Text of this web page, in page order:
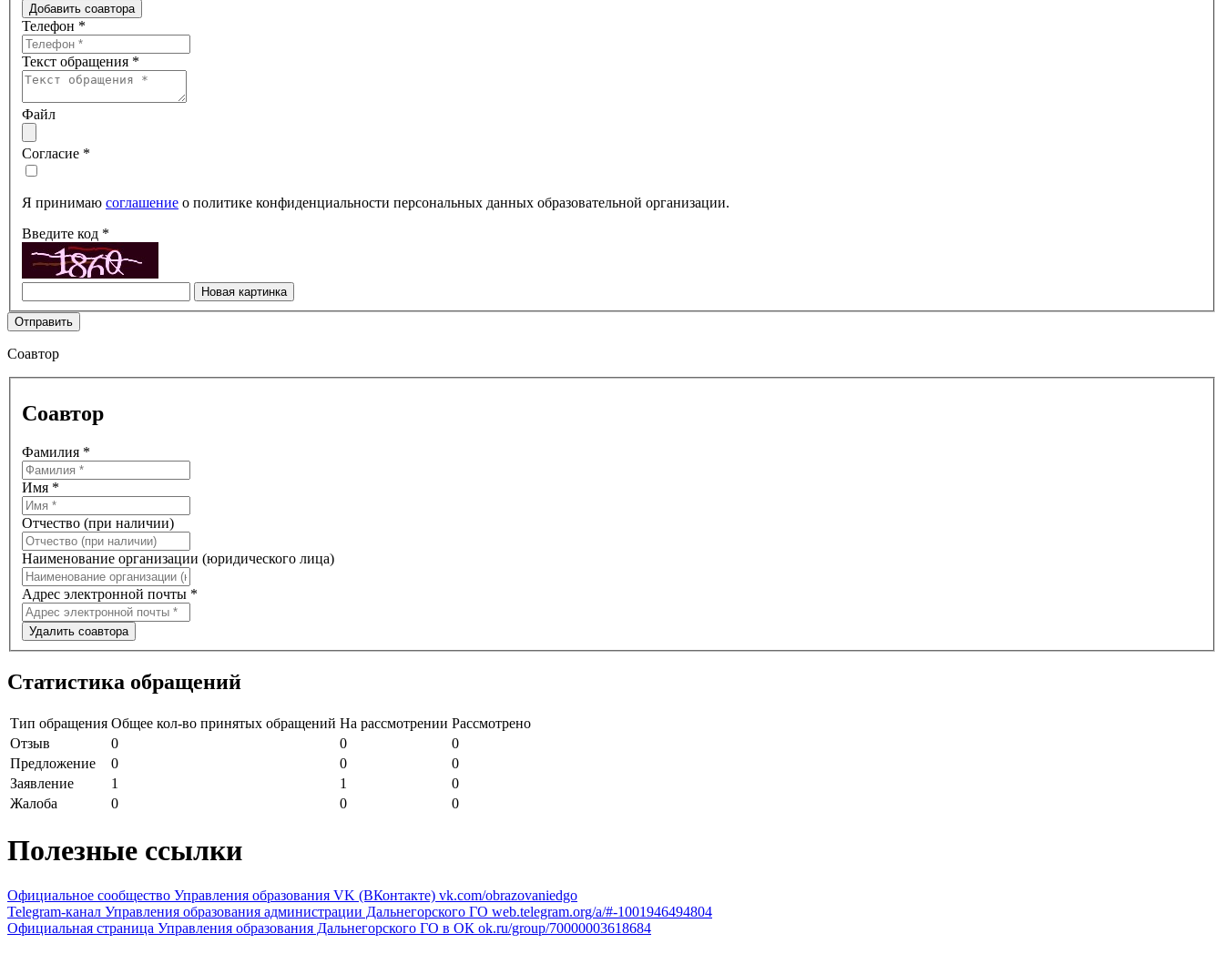
Добавить соавтора
Телефон *
Текст обращения *
Файл
Согласие *
Я принимаю соглашение о политике конфиденциальности персональных данных образовательной организации.
Введите код *
Новая картинка
Отправить
Соавтор
Соавтор
Фамилия *
Имя *
Отчество (при наличии)
Наименование организации (юридического лица)
Адрес электронной почты *
Удалить соавтора
Статистика обращений
Тип обращения Общее кол-во принятых обращений На рассмотрении Рассмотрено
Отзыв
0 0
0
Предложение
0 0
0
Заявление
1 1
0
Жалоба
0 0 0
Полезные ссылки
Официальное сообщество Управления образования VK (ВКонтакте) vk.com/obrazovaniedgo
Telegram-канал Управления образования администрации Дальнегорского ГО web.telegram.org/a/#-1001946494804
Официальная страница Управления образования Дальнегорского ГО в ОК ok.ru/group/70000003618684